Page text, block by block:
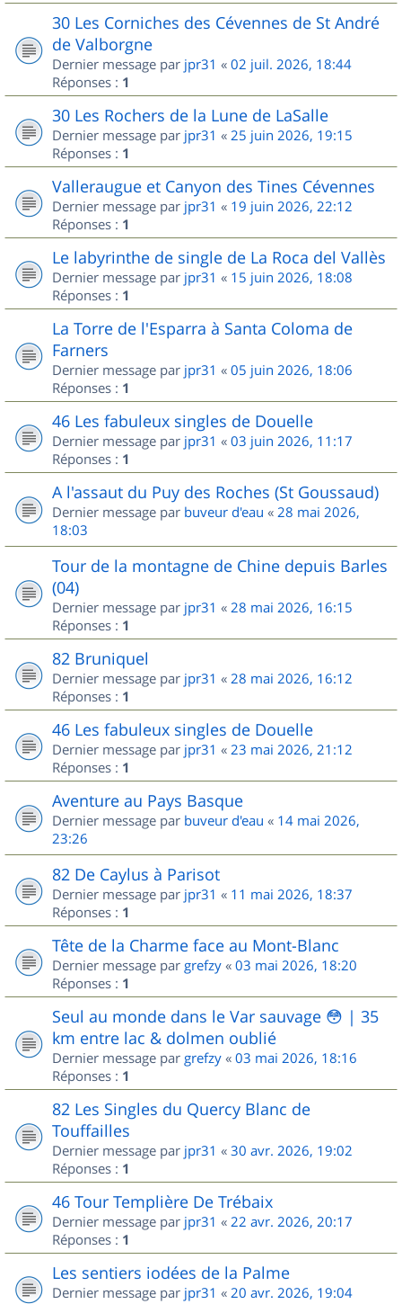
30 Les Corniches des Cévennes de St André
de Valborgne
Dernier message par jpr31 « 02 juil. 2026, 18:44
Réponses : 1
30 Les Rochers de la Lune de LaSalle
Dernier message par jpr31 « 25 juin 2026, 19:15
Réponses : 1
Valleraugue et Canyon des Tines Cévennes
Dernier message par jpr31 « 19 juin 2026, 22:12
Réponses : 1
Le labyrinthe de single de La Roca del Vallès
Dernier message par jpr31 « 15 juin 2026, 18:08
Réponses : 1
La Torre de l'Esparra à Santa Coloma de
Farners
Dernier message par jpr31 « 05 juin 2026, 18:06
Réponses : 1
46 Les fabuleux singles de Douelle
Dernier message par jpr31 « 03 juin 2026, 11:17
Réponses : 1
A l'assaut du Puy des Roches (St Goussaud)
Dernier message par buveur d'eau « 28 mai 2026,
18:03
Tour de la montagne de Chine depuis Barles
(04)
Dernier message par jpr31 « 28 mai 2026, 16:15
Réponses : 1
82 Bruniquel
Dernier message par jpr31 « 28 mai 2026, 16:12
Réponses : 1
46 Les fabuleux singles de Douelle
Dernier message par jpr31 « 23 mai 2026, 21:12
Réponses : 1
Aventure au Pays Basque
Dernier message par buveur d'eau « 14 mai 2026,
23:26
82 De Caylus à Parisot
Dernier message par jpr31 « 11 mai 2026, 18:37
Réponses : 1
Tête de la Charme face au Mont-Blanc
Dernier message par grefzy « 03 mai 2026, 18:20
Réponses : 1
Seul au monde dans le Var sauvage 😳 | 35
km entre lac & dolmen oublié
Dernier message par grefzy « 03 mai 2026, 18:16
Réponses : 1
82 Les Singles du Quercy Blanc de
Touffailles
Dernier message par jpr31 « 30 avr. 2026, 19:02
Réponses : 1
46 Tour Templière De Trébaix
Dernier message par jpr31 « 22 avr. 2026, 20:17
Réponses : 1
Les sentiers iodées de la Palme
Dernier message par jpr31 « 20 avr. 2026, 19:04